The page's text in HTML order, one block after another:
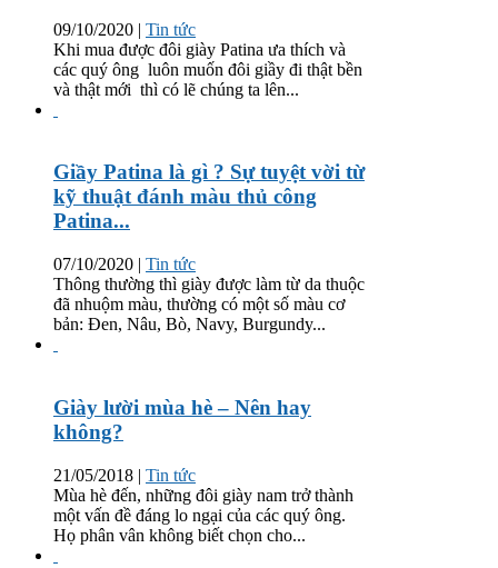
09/10/2020 | Tin tức
Khi mua được đôi giày Patina ưa thích và
các quý ông luôn muốn đôi giầy đi thật bền
và thật mới thì có lẽ chúng ta lên...
Giầy Patina là gì ? Sự tuyệt vời từ
kỹ thuật đánh màu thủ công
Patina...
07/10/2020 | Tin tức
Thông thường thì giày được làm từ da thuộc
đã nhuộm màu, thường có một số màu cơ
bản: Đen, Nâu, Bò, Navy, Burgundy...
Giày lười mùa hè – Nên hay
không?
21/05/2018 | Tin tức
Mùa hè đến, những đôi giày nam trở thành
một vấn đề đáng lo ngại của các quý ông.
Họ phân vân không biết chọn cho...